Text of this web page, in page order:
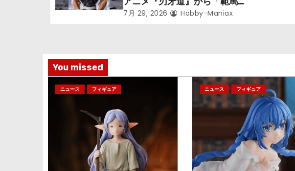
次郎」が登場ッッ!!
7月 29, 2026 Hobby-Maniax
You missed
ニュース フィギュア ニュース フィギュア